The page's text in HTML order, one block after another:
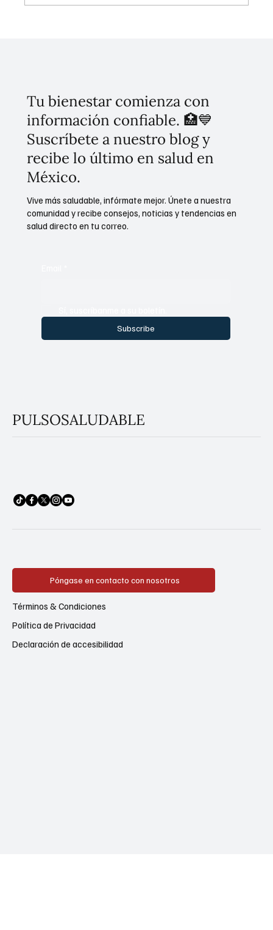
Tu bienestar comienza con
información confiable. 🏥💙
Suscríbete a nuestro blog y
recibe lo último en salud en
México.
Subscribe
Vive más saludable, infórmate mejor. Únete a nuestra
comunidad y recibe consejos, noticias y tendencias en
salud directo en tu correo.
PULSOSALUDABLE
Póngase en contacto con nosotros
Política de Privacidad
Términos & Condiciones
Declaración de accesibilidad